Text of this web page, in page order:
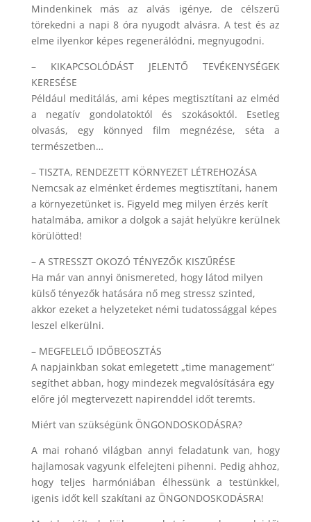
Mindenkinek más az alvás igénye, de célszerű
törekedni a napi 8 óra nyugodt alvásra. A test és az
elme ilyenkor képes regenerálódni, megnyugodni.
– KIKAPCSOLÓDÁST JELENTŐ TEVÉKENYSÉGEK
KERESÉSE
Például meditálás, ami képes megtisztítani az elméd
a negatív gondolatoktól és szokásoktól. Esetleg
olvasás, egy könnyed film megnézése, séta a
természetben…
– TISZTA, RENDEZETT KÖRNYEZET LÉTREHOZÁSA
Nemcsak az elménket érdemes megtisztítani, hanem
a környezetünket is. Figyeld meg milyen érzés kerít
hatalmába, amikor a dolgok a saját helyükre kerülnek
körülötted!
– A STRESSZT OKOZÓ TÉNYEZŐK KISZŰRÉSE
Ha már van annyi önismereted, hogy látod milyen
külső tényezők hatására nő meg stressz szinted,
akkor ezeket a helyzeteket némi tudatossággal képes
leszel elkerülni.
– MEGFELELŐ IDŐBEOSZTÁS
A napjainkban sokat emlegetett „time management”
segíthet abban, hogy mindezek megvalósítására egy
előre jól megtervezett napirenddel időt teremts.
Miért van szükségünk ÖNGONDOSKODÁSRA?
A mai rohanó világban annyi feladatunk van, hogy
hajlamosak vagyunk elfelejteni pihenni. Pedig ahhoz,
hogy teljes harmóniában élhessünk a testünkkel,
igenis időt kell szakítani az ÖNGONDOSKODÁSRA!